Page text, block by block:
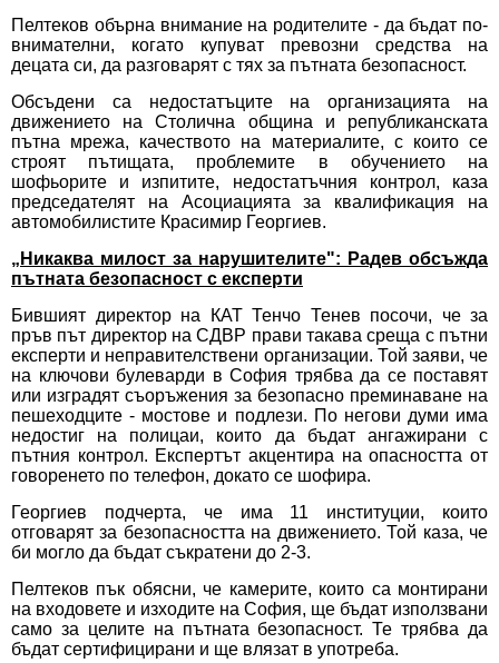
Пелтеков обърна внимание на родителите - да бъдат по-
внимателни, когато купуват превозни средства на
децата си, да разговарят с тях за пътната безопасност.
Обсъдени са недостатъците на организацията на
движението на Столична община и републиканската
пътна мрежа, качеството на материалите, с които се
строят пътищата, проблемите в обучението на
шофьорите и изпитите, недостатъчния контрол, каза
председателят на Асоциацията за квалификация на
автомобилистите Красимир Георгиев.
„Никаква милост за нарушителите": Радев обсъжда
пътната безопасност с експерти
Бившият директор на КАТ Тенчо Тенев посочи, че за
пръв път директор на СДВР прави такава среща с пътни
експерти и неправителствени организации. Той заяви, че
на ключови булеварди в София трябва да се поставят
или изградят съоръжения за безопасно преминаване на
пешеходците - мостове и подлези. По негови думи има
недостиг на полицаи, които да бъдат ангажирани с
пътния контрол. Експертът акцентира на опасността от
говоренето по телефон, докато се шофира.
Георгиев подчерта, че има 11 институции, които
отговарят за безопасността на движението. Той каза, че
би могло да бъдат съкратени до 2-3.
Пелтеков пък обясни, че камерите, които са монтирани
на входовете и изходите на София, ще бъдат използвани
само за целите на пътната безопасност. Те трябва да
бъдат сертифицирани и ще влязат в употреба.